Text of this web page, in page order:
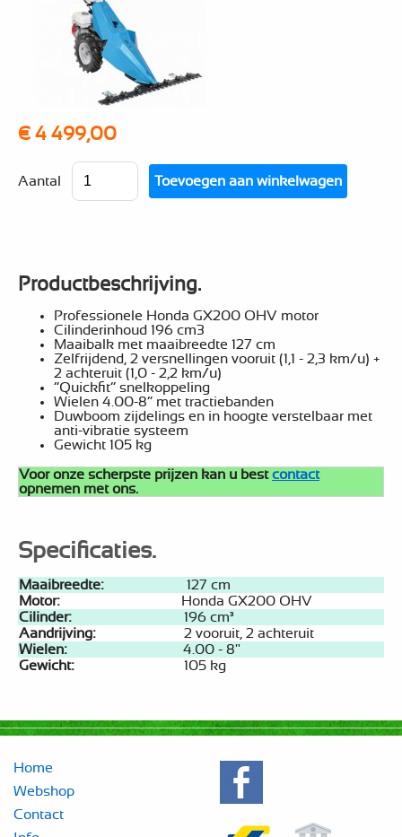
€ 4 499,00
Aantal
Productbeschrijving.
Professionele Honda GX200 OHV motor
Cilinderinhoud 196 cm3
Maaibalk met maaibreedte 127 cm
Zelfrijdend, 2 versnellingen vooruit (1,1 - 2,3 km/u) +
2 achteruit (1,0 - 2,2 km/u)
“Quickfit” snelkoppeling
Wielen 4.00-8” met tractiebanden
Duwboom zijdelings en in hoogte verstelbaar met
anti-vibratie systeem
Gewicht 105 kg
Voor onze scherpste prijzen kan u bestcontact
opnemen met ons.
Specificaties.
Maaibreedte:
127 cm
Motor:
Honda GX200 OHV
Cilinder:
196 cm³
Aandrijving:
2 vooruit, 2 achteruit
Wielen:
4.00 - 8"
Gewicht:
105 kg
Home
Webshop
Contact